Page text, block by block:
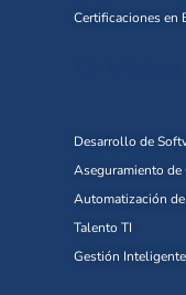
Certificaciones en
Desarrollo de
Aseguramiento de
Automatización
Talento TI
Gestión